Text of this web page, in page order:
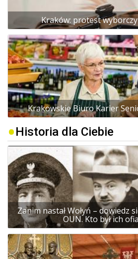
Kraków: protest
Krakowskie Biuro Karier
Historia dla Ciebie
Zanim nastał Wołyń – dowiedz
OUN. Kto był ich